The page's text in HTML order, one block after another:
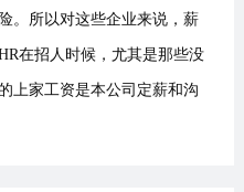
。所以对这些企业来说，薪
在招人时候，尤其是那些没
上家工资是本公司定薪和沟